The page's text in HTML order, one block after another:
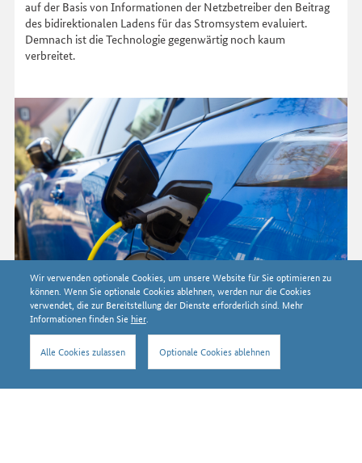
auf der Basis von Informationen der Netzbetreiber den Beitrag
des bidirektionalen Ladens für das Stromsystem evaluiert.
Demnach ist die Technologie gegenwärtig noch kaum
verbreitet.
Wir verwenden optionale Cookies, um unsere Website für Sie optimieren zu
können. Wenn Sie optionale Cookies ablehnen, werden nur die Cookies
verwendet, die zur Bereitstellung der Dienste erforderlich sind. Mehr
Informationen finden Sie hier.
Alle Cookies zulassen
Optionale Cookies ablehnen